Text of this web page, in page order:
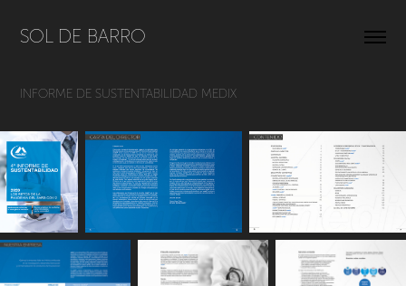
SOL DE BARRO
INFORME DE SUSTENTABILIDAD MEDIX